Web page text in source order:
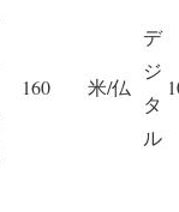
160 米/仏
デ
ジ
タ
ル